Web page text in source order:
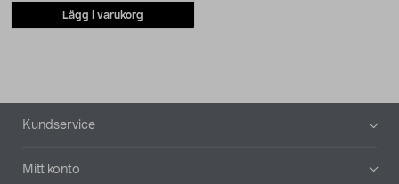
Lägg i varukorg
Sidfot
Kundservice
Mitt konto